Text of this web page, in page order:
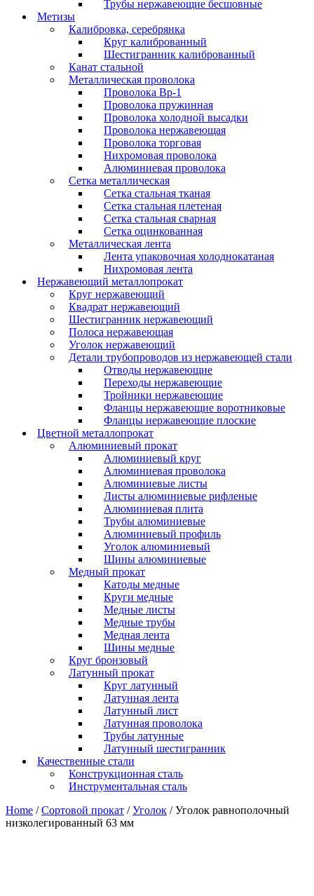
Трубы нержавеющие бесшовные
Метизы
Калибровка, серебрянка
Круг калиброванный
Шестигранник калиброванный
Канат стальной
Металлическая проволока
Проволока Вр-1
Проволока пружинная
Проволока холодной высадки
Проволока нержавеющая
Проволока торговая
Нихромовая проволока
Алюминиевая проволока
Сетка металлическая
Сетка стальная тканая
Сетка стальная плетеная
Сетка стальная сварная
Сетка оцинкованная
Металлическая лента
Лента упаковочная холоднокатаная
Нихромовая лента
Нержавеющий металлопрокат
Круг нержавеющий
Квадрат нержавеющий
Шестигранник нержавеющий
Полоса нержавеющая
Уголок нержавеющий
Детали трубопроводов из нержавеющей стали
Отводы нержавеющие
Переходы нержавеющие
Тройники нержавеющие
Фланцы нержавеющие воротниковые
Фланцы нержавеющие плоские
Цветной металлопрокат
Алюминиевый прокат
Алюминиевый круг
Алюминиевая проволока
Алюминиевые листы
Листы алюминиевые рифленые
Алюминиевая плита
Трубы алюминиевые
Алюминиевый профиль
Уголок алюминиевый
Шины алюминиевые
Медный прокат
Катоды медные
Круги медные
Медные листы
Медные трубы
Медная лента
Шины медные
Круг бронзовый
Латунный прокат
Круг латунный
Латунная лента
Латунный лист
Латунная проволока
Трубы латунные
Латунный шестигранник
Качественные стали
Конструкционная сталь
Инструментальная сталь
Home /Сортовой прокат /Уголок / Уголок равнополочный
низколегированный 63 мм